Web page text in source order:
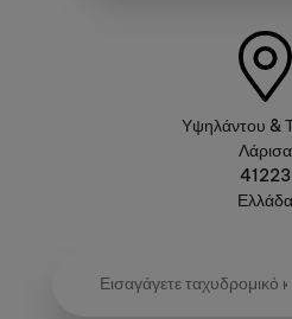
Υψηλάντου &
Λάρισα
41223
Ελλάδα